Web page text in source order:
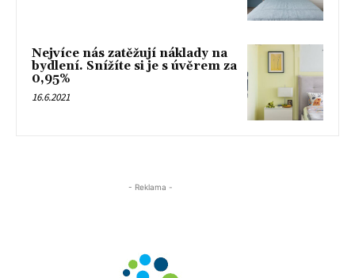
Nejvíce nás zatěžují náklady na
bydlení. Snížíte si je s úvěrem za
0,95%
16.6.2021
- Reklama -